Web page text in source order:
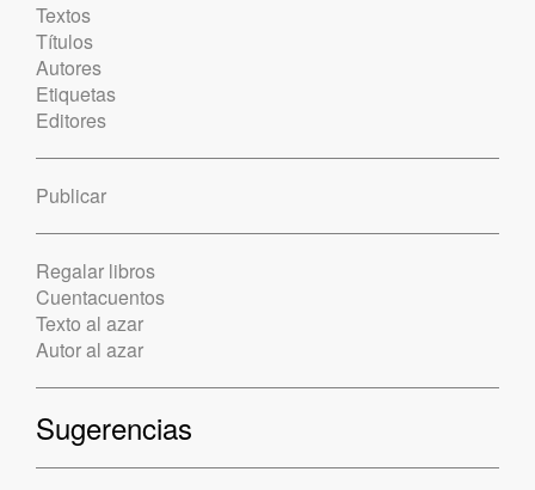
Textos
Títulos
Autores
Etiquetas
Editores
Publicar
Regalar libros
Cuentacuentos
Texto al azar
Autor al azar
Sugerencias